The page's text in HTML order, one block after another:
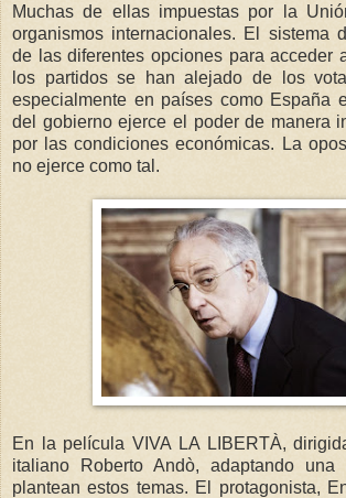
Muchas de ellas impuestas por la
organismos internacionales. El sistema
de las diferentes opciones para acceder
los partidos se han alejado de los
especialmente en países como España
del gobierno ejerce el poder de manera
por las condiciones económicas. La
no ejerce como tal.
En la película VIVA LA LIBERTÀ,
italiano Roberto Andò, adaptando
plantean estos temas. El protagonista,